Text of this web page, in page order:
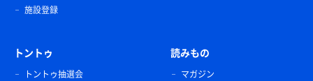
施設登録
トントゥ
トントゥ抽選会
読みもの
マガジン